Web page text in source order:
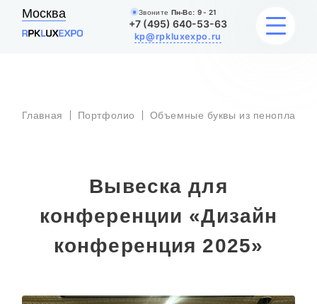
Москва Звоните Пн-Вс: 9 - 21
+7 (495) 640-53-63
kp@rpkluxexpo.ru
ВЫВЕСКИ
КАТАЛОГ
НАШИ РАБОТЫ
Главная Портфолио Объемные буквы из пенопласта
Вывеска для
конференции «Дизайн
конференция 2025»